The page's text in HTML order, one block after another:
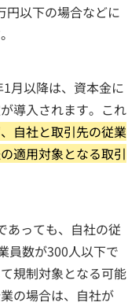
円以下の場合などに
月以降は、資本金に
導入されます。これ
自社と取引先の従業
適用対象となる取引
あっても、自社の従
員数が300人以下で
規制対象となる可能
の場合は、自社が